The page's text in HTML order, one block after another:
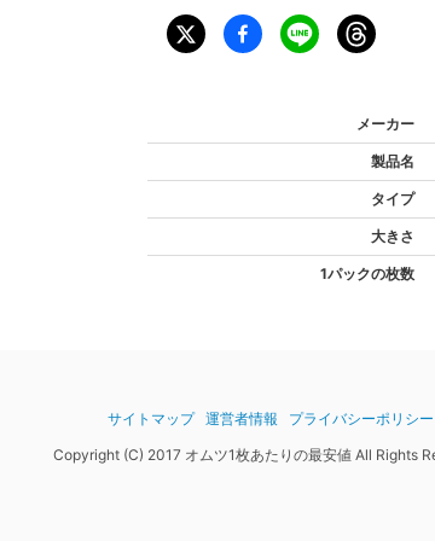
メーカー
製品名
タイプ
大きさ
1パックの枚数
サイトマップ 運営者情報
プライバシーポリシー
Copyright (C) 2017 オムツ1枚あたりの最安値 All Rights